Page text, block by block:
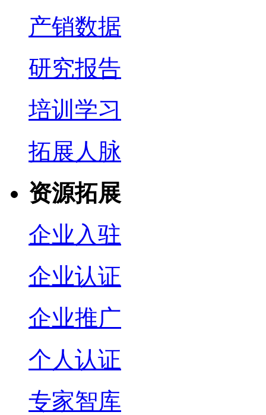
产销数据
研究报告
培训学习
拓展人脉
资源拓展
企业入驻
企业认证
企业推广
个人认证
专家智库